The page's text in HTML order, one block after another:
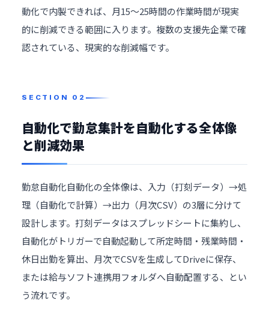
動化で内製できれば、月15〜25時間の作業時間が現実
的に削減できる範囲に入ります。複数の支援先企業で確
認されている、現実的な削減幅です。
自動化で勤怠集計を自動化する全体像
と削減効果
勤怠自動化自動化の全体像は、入力（打刻データ）→処
理（自動化で計算）→出力（月次CSV）の3層に分けて
設計します。打刻データはスプレッドシートに集約し、
自動化がトリガーで自動起動して所定時間・残業時間・
休日出勤を算出、月次でCSVを生成してDriveに保存、
または給与ソフト連携用フォルダへ自動配置する、とい
う流れです。